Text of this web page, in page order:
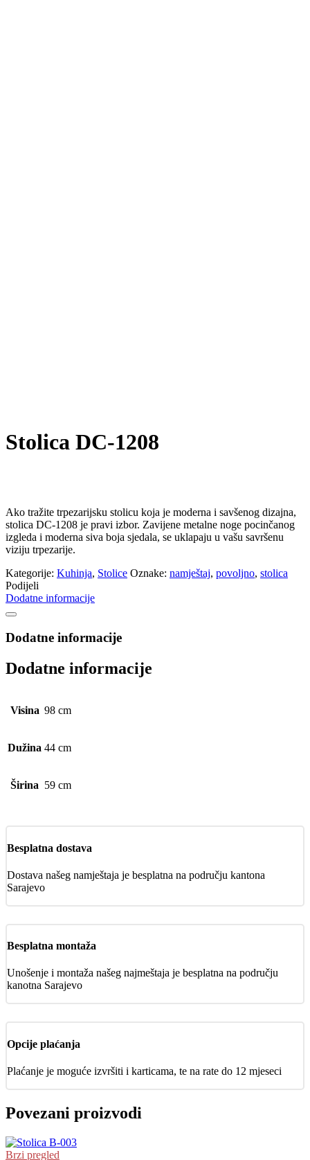
Stolica DC-1208
Ako tražite trpezarijsku stolicu koja je moderna i savšenog dizajna,
stolica DC-1208 je pravi izbor. Zavijene metalne noge pocinčanog
izgleda i moderna siva boja sjedala, se uklapaju u vašu savršenu
viziju trpezarije.
Kategorije: Kuhinja, Stolice Oznake: namještaj, povoljno, stolica
Podijeli
Dodatne informacije
Dodatne informacije
Dodatne informacije
Visina 98 cm
Dužina 44 cm
Širina 59 cm
Besplatna dostava
Dostava našeg namještaja je besplatna na području kantona
Sarajevo
Besplatna montaža
Unošenje i montaža našeg najmeštaja je besplatna na području
kanotna Sarajevo
Opcije plaćanja
Plaćanje je moguće izvršiti i karticama, te na rate do 12 mjeseci
Povezani proizvodi
Brzi pregled